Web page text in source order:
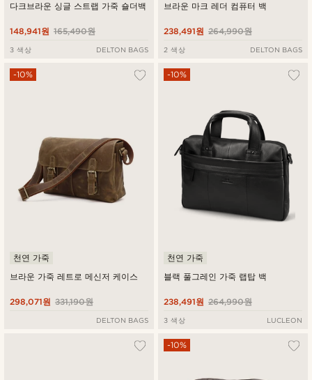
다크브라운 싱글 스트랩 가죽 숄더백
165,490원
148,941원
3 색상 DELTON BAGS
브라운 마크 레더 컴퓨터 백
264,990원
238,491원
2 색상 DELTON BAGS
브라운 가죽 레트로 메신저 케이스
-10%
천연 가죽
331,190원
298,071원
DELTON BAGS
블랙 풀그레인 가죽 랩탑 백
-10%
천연 가죽
264,990원
238,491원
3 색상 LUCLEON
-10%